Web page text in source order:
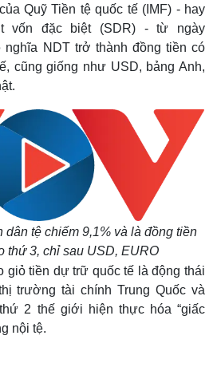
Quỹ Tiền tệ quốc tế (IMF) - hay
vốn đặc biệt (SDR) - từ ngày
nghĩa NDT trở thành đồng tiền có
cũng giống như USD, bảng Anh,
dân tệ chiếm 9,1% và là đồng tiền
thứ 3, chỉ sau USD, EURO
giỏ tiền dự trữ quốc tế là động thái
trường tài chính Trung Quốc và
2 thế giới hiện thực hóa “giấc
nội tệ.